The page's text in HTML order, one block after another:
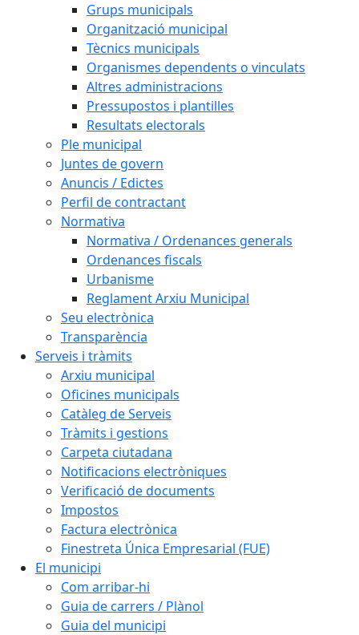
Grups municipals
Organització municipal
Tècnics municipals
Organismes dependents o vinculats
Altres administracions
Pressupostos i plantilles
Resultats electorals
Ple municipal
Juntes de govern
Anuncis / Edictes
Perfil de contractant
Normativa
Normativa / Ordenances generals
Ordenances fiscals
Urbanisme
Reglament Arxiu Municipal
Seu electrònica
Transparència
Serveis i tràmits
Arxiu municipal
Oficines municipals
Catàleg de Serveis
Tràmits i gestions
Carpeta ciutadana
Notificacions electròniques
Verificació de documents
Impostos
Factura electrònica
Finestreta Única Empresarial (FUE)
El municipi
Com arribar-hi
Guia de carrers / Plànol
Guia del municipi